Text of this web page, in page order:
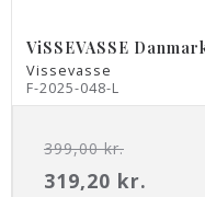
ViSSEVASSE
Vissevasse
F-2025-048-L
399,00 kr.
319,20 kr.